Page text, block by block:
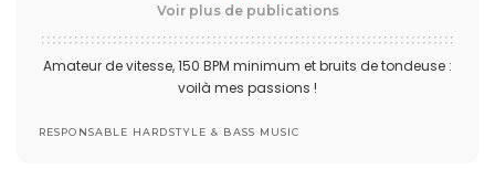
Voir plus de publications
Amateur de vitesse, 150 BPM minimum et bruits de tondeuse :
voilà mes passions !
RESPONSABLE HARDSTYLE & BASS MUSIC